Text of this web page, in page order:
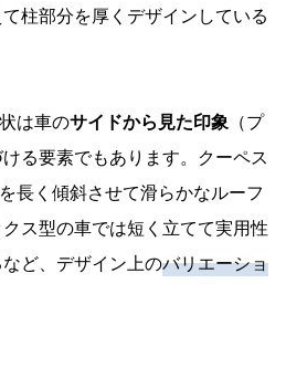
柱部分を厚くデザインしている
は車のサイドから見た印象 （プ
る要素でもあります。クーペス
長く傾斜させて滑らかなルーフ
ス型の車では短く立てて実用性
ど、デザイン上のバリエーショ